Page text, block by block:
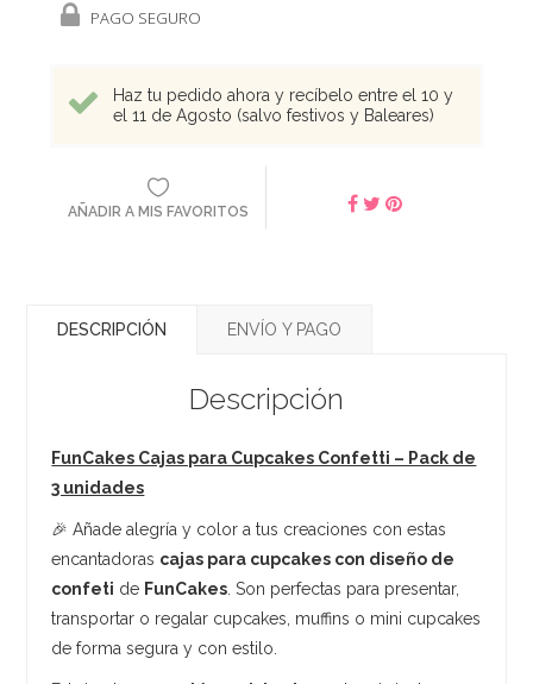
PAGO SEGURO
Haz tu pedido ahora y recíbelo entre el 10 y
el 11 de Agosto (salvo festivos y Baleares)
AÑADIR A MIS FAVORITOS
DESCRIPCIÓN ENVÍO Y PAGO
Descripción
FunCakes Cajas para Cupcakes Confetti – Pack de
3 unidades
🎉 Añade alegría y color a tus creaciones con estas
encantadoras cajas para cupcakes con diseño de
confeti de FunCakes . Son perfectas para presentar,
transportar o regalar cupcakes, muffins o mini cupcakes
de forma segura y con estilo.